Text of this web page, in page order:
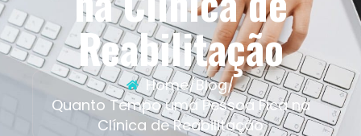
Reabilitação
Home/Blog/
Quanto Tempo uma Pessoa Fica na
Clínica de Reabilitação